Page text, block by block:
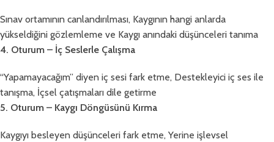
Sınav ortamının canlandırılması, Kaygının hangi anlarda
yükseldiğini gözlemleme ve Kaygı anındaki düşünceleri tanıma
4. Oturum – İç Seslerle Çalışma
“Yapamayacağım” diyen iç sesi fark etme, Destekleyici iç ses ile
tanışma, İçsel çatışmaları dile getirme
5. Oturum – Kaygı Döngüsünü Kırma
Kaygıyı besleyen düşünceleri fark etme, Yerine işlevsel